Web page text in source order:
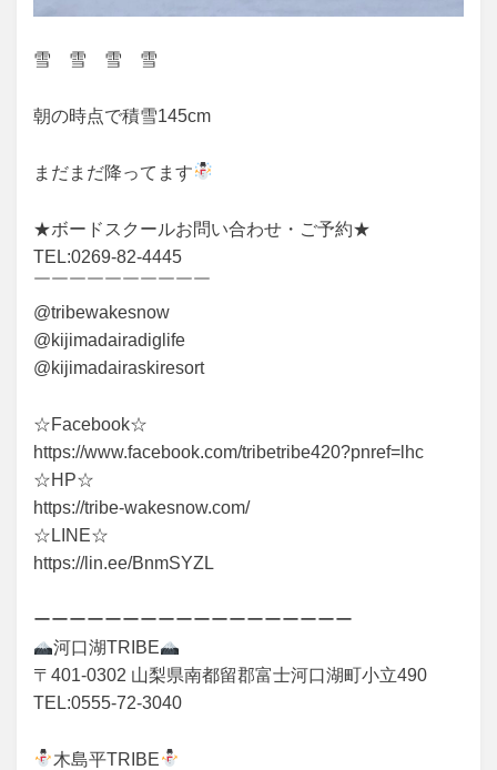
雪 雪 雪 雪
朝の時点で積雪145cm
まだまだ降ってます
★ボードスクールお問い合わせ・ご予約★
TEL:0269-82-4445
￣￣￣￣￣￣￣￣￣￣
@tribewakesnow
@kijimadairadiglife
@kijimadairaskiresort
☆Facebook☆
https://www.facebook.com/tribetribe420?pnref=lhc
☆HP☆
https://tribe-wakesnow.com/
☆LINE☆
https://lin.ee/BnmSYZL
ーーーーーーーーーーーーーーーーーー
河口湖TRIBE
〒401-0302 山梨県南都留郡富士河口湖町小立490
TEL:0555-72-3040
木島平TRIBE